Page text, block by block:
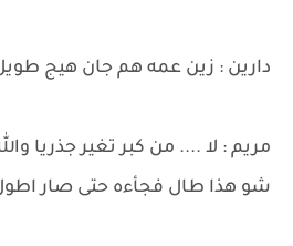
دارين : زين عمه هم جان هيج
مريم : لا .... من كبر تغير جذريا
شو هذا طال فجأءه حتى صار